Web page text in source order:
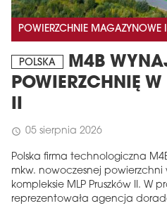
POWIERZCHNIE MAGAZYNOWE
POLSKA
M4B
POWIERZCHNIĘ W
II
schedule 05 sierpnia 2026
Polska firma technologiczna
mkw. nowoczesnej
kompleksie MLP Pruszków II.
reprezentowała agencja